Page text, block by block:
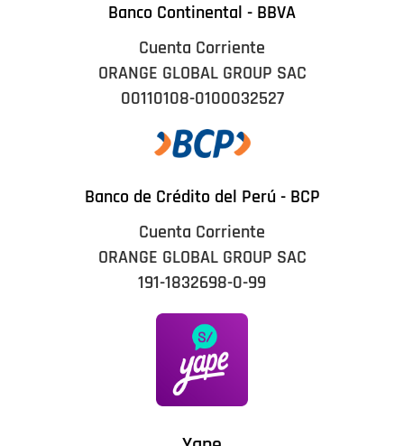
Banco Continental - BBVA
Cuenta Corriente
ORANGE GLOBAL GROUP SAC
00110108-0100032527
Banco de Crédito del Perú - BCP
Cuenta Corriente
ORANGE GLOBAL GROUP SAC
191-1832698-0-99